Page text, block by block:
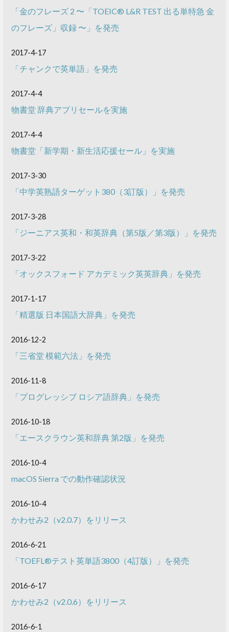
「金のフレーズ 2 〜「TOEIC® L&R TEST 出る単特急 金
のフレーズ」収録 〜」を発売
2017-4-17
「チャンクで英単語」を発売
2017-4-4
物書堂 辞典アプリセールを実施
2017-4-4
物書堂「新学期・新生活応援セール」を実施
2017-3-30
「中学英熟語ターゲット380（3訂版）」を発売
2017-3-28
「ジーニアス英和・和英辞典（第5版／第3版）」を発売
2017-3-22
「オックスフォード アカデミック英英辞典」を発売
2017-1-17
「精選版 日本国語大辞典」を発売
2016-12-2
「三省堂 模範六法」を発売
2016-11-8
「プログレッシブ ロシア語辞典」を発売
2016-10-18
「エースクラウン英和辞典 第2版」を発売
2016-10-4
macOS Sierra での動作確認状況
2016-10-4
かわせみ2（v2.0.7）をリリース
2016-6-21
「TOEFL®テスト英単語3800（4訂版）」を発売
2016-6-17
かわせみ2（v2.0.6）をリリース
2016-6-1